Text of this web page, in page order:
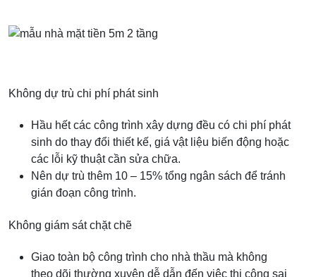
Không dự trù chi phí phát sinh
Hầu hết các công trình xây dựng đều có chi phí phát
sinh do thay đổi thiết kế, giá vật liệu biến động hoặc
các lỗi kỹ thuật cần sửa chữa.
Nên dự trù thêm 10 – 15% tổng ngân sách để tránh
gián đoạn công trình.
Không giám sát chặt chẽ
Giao toàn bộ công trình cho nhà thầu mà không
theo dõi thường xuyên dễ dẫn đến việc thi công sai